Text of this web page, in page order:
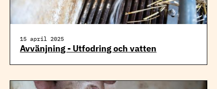
15 april 2025
Avvänjning - Utfodring och vatten